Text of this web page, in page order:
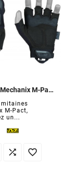
Mitaines Mechanix M-Pact Noir
mitaines
M-Pact,
un...
 